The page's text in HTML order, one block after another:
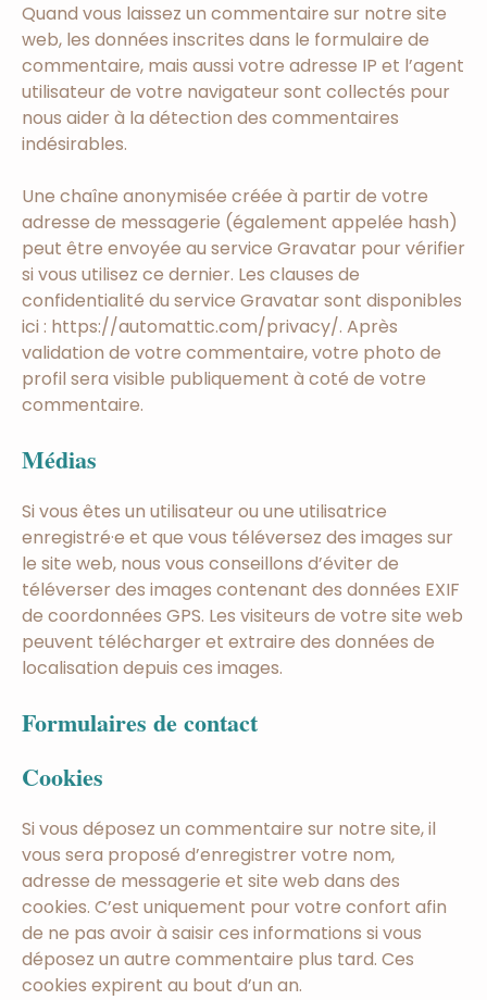
Quand vous laissez un commentaire sur notre site
web, les données inscrites dans le formulaire de
commentaire, mais aussi votre adresse IP et l’agent
utilisateur de votre navigateur sont collectés pour
nous aider à la détection des commentaires
indésirables.
Une chaîne anonymisée créée à partir de votre
adresse de messagerie (également appelée hash)
peut être envoyée au service Gravatar pour vérifier
si vous utilisez ce dernier. Les clauses de
confidentialité du service Gravatar sont disponibles
ici : https://automattic.com/privacy/. Après
validation de votre commentaire, votre photo de
profil sera visible publiquement à coté de votre
commentaire.
Médias
Si vous êtes un utilisateur ou une utilisatrice
enregistré·e et que vous téléversez des images sur
le site web, nous vous conseillons d’éviter de
téléverser des images contenant des données EXIF
de coordonnées GPS. Les visiteurs de votre site web
peuvent télécharger et extraire des données de
localisation depuis ces images.
Formulaires de contact
Cookies
Si vous déposez un commentaire sur notre site, il
vous sera proposé d’enregistrer votre nom,
adresse de messagerie et site web dans des
cookies. C’est uniquement pour votre confort afin
de ne pas avoir à saisir ces informations si vous
déposez un autre commentaire plus tard. Ces
cookies expirent au bout d’un an.